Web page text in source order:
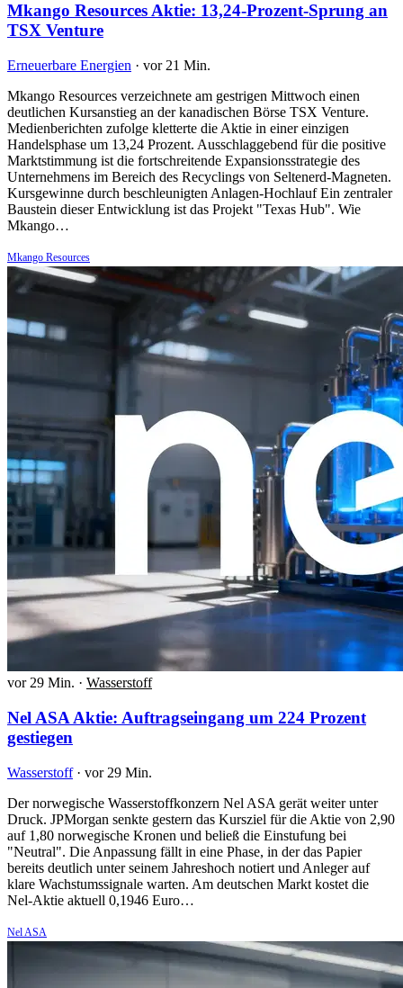
Mkango Resources Aktie: 13,24-Prozent-Sprung an
TSX Venture
Erneuerbare Energien · vor 21 Min.
Mkango Resources verzeichnete am gestrigen Mittwoch einen
deutlichen Kursanstieg an der kanadischen Börse TSX Venture.
Medienberichten zufolge kletterte die Aktie in einer einzigen
Handelsphase um 13,24 Prozent. Ausschlaggebend für die positive
Marktstimmung ist die fortschreitende Expansionsstrategie des
Unternehmens im Bereich des Recyclings von Seltenerd-Magneten.
Kursgewinne durch beschleunigten Anlagen-Hochlauf Ein zentraler
Baustein dieser Entwicklung ist das Projekt "Texas Hub". Wie
Mkango…
Mkango Resources
vor 29 Min. · Wasserstoff
Nel ASA Aktie: Auftragseingang um 224 Prozent
gestiegen
Wasserstoff · vor 29 Min.
Der norwegische Wasserstoffkonzern Nel ASA gerät weiter unter
Druck. JPMorgan senkte gestern das Kursziel für die Aktie von 2,90
auf 1,80 norwegische Kronen und beließ die Einstufung bei
"Neutral". Die Anpassung fällt in eine Phase, in der das Papier
bereits deutlich unter seinem Jahreshoch notiert und Anleger auf
klare Wachstumssignale warten. Am deutschen Markt kostet die
Nel-Aktie aktuell 0,1946 Euro…
Nel ASA